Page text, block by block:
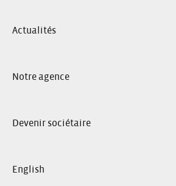
Actualités
Notre agence
Devenir sociétaire
English